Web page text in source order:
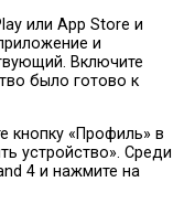
или App Store и
и
Включите
было готово к
кнопку «Профиль» в
устройство». Среди
4 и нажмите на